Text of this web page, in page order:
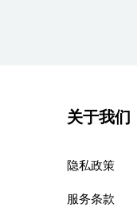
关于我们
隐私政策
服务条款